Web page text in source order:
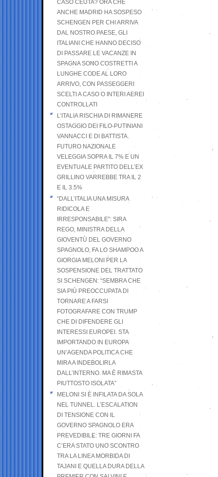
CASO CEUTA? ORA CHE
ANCHE MADRID HA SOSPESO
SCHENGEN PER CHI ARRIVA
DAL NOSTRO PAESE, GLI
ITALIANI CHE HANNO DECISO
DI PASSARE LE VACANZE IN
SPAGNA SONO COSTRETTI A
LUNGHE CODE AL LORO
ARRIVO, CON PASSEGGERI
SCELTI A CASO O INTERI AEREI
CONTROLLATI
L’ITALIA RISCHIA DI RIMANERE
OSTAGGIO DEI FILO-PUTINIANI
VANNACCI E DI BATTISTA.
FUTURO NAZIONALE
VELEGGIA SOPRA IL 7% E UN
EVENTUALE PARTITO DELL’EX
GRILLINO VARREBBE TRA IL 2
E IL 3.5%
“DALL’ITALIA UNA MISURA
RIDICOLA E
IRRESPONSABILE”: SIRA
REGO, MINISTRA DELLA
GIOVENTÙ DEL GOVERNO
SPAGNOLO, FA LO SHAMPOO A
GIORGIA MELONI PER LA
SOSPENSIONE DEL TRATTATO
SI SCHENGEN: “SEMBRA CHE
SIA PIÙ PREOCCUPATA DI
TORNARE A FARSI
FOTOGRAFARE CON TRUMP
CHE DI DIFENDERE GLI
INTERESSI EUROPEI. STA
IMPORTANDO IN EUROPA
UN’AGENDA POLITICA CHE
MIRA A INDEBOLIRLA
DALL’INTERNO. MA È RIMASTA
PIUTTOSTO ISOLATA”
MELONI SI È INFILATA DA SOLA
NEL TUNNEL. L’ESCALATION
DI TENSIONE CON IL
GOVERNO SPAGNOLO ERA
PREVEDIBILE: TRE GIORNI FA
C’ERA STATO UNO SCONTRO
TRA LA LINEA MORBIDA DI
TAJANI E QUELLA DURA DELLA